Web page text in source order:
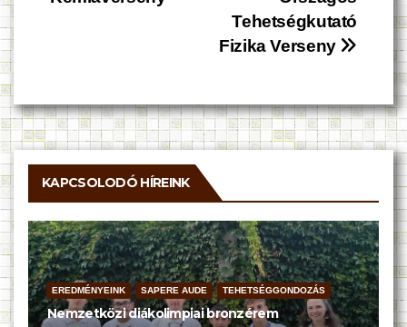
navigáció
Tehetségkutató
Fizika Verseny
KAPCSOLODÓ HÍREINK
EREDMÉNYEINK SAPERE AUDE TEHETSÉGGONDOZÁS
Nemzetközi diákolimpiai bronzérem